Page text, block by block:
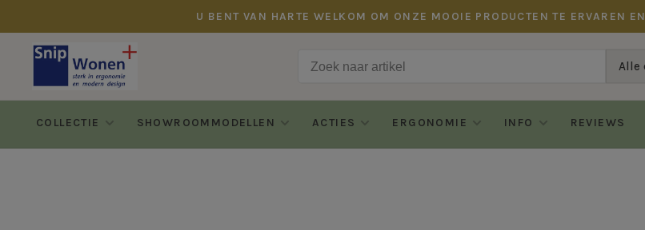
U BENT VAN HARTE WELKOM OM ONZE MOOIE PRODUCTEN TE ERVAREN
Alle
COLLECTIE SHOWROOMMODELLEN ACTIES ERGONOMIE INFO REVIEWS